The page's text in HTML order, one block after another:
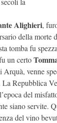
Alighieri,
della morte
tomba fu
un certo
Arquà, venne
Repubblica
del
siano servite.
del vino